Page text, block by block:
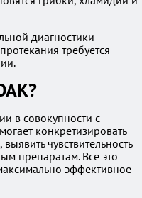
диагностики
требуется
в совокупности с
конкретизировать
чувствительность
препаратам. Все это
эффективное